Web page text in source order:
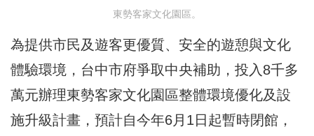
東勢客家文化園區。
為提供市民及遊客更優質、安全的遊憩與文化
體驗環境，台中市府爭取中央補助，投入8千多
萬元辦理東勢客家文化園區整體環境優化及設
施升級計畫，預計自今年6月1日起暫時閉館，